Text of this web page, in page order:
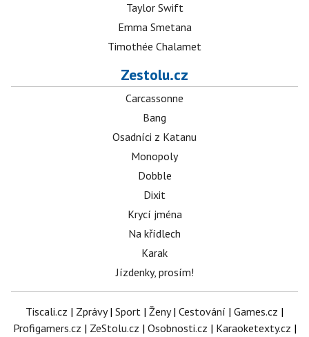
Taylor Swift
Emma Smetana
Timothée Chalamet
Zestolu.cz
Carcassonne
Bang
Osadníci z Katanu
Monopoly
Dobble
Dixit
Krycí jména
Na křídlech
Karak
Jízdenky, prosím!
Tiscali.cz | Zprávy| Sport | Ženy| Cestování | Games.cz |
Profigamers.cz | ZeStolu.cz | Osobnosti.cz | Karaoketexty.cz |